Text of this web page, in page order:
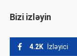
Bizi izləyin
4.2K İzləyici